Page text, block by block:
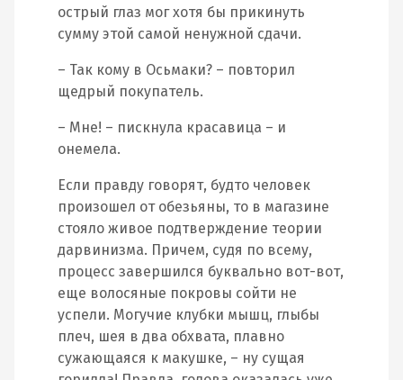
острый глаз мог хотя бы прикинуть
сумму этой самой ненужной сдачи.
– Так кому в Осьмаки? – повторил
щедрый покупатель.
– Мне! – пискнула красавица – и
онемела.
Если правду говорят, будто человек
произошел от обезьяны, то в магазине
стояло живое подтверждение теории
дарвинизма. Причем, судя по всему,
процесс завершился буквально вот-вот,
еще волосяные покровы сойти не
успели. Могучие клубки мышц, глыбы
плеч, шея в два обхвата, плавно
сужающаяся к макушке, – ну сущая